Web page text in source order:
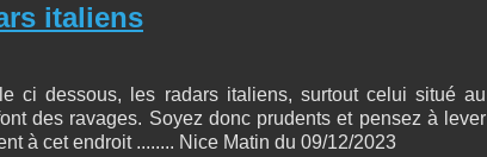
italiens
ci dessous, les radars italiens, surtout celui situé au
des ravages. Soyez donc prudents et pensez à lever
à cet endroit ........ Nice Matin du 09/12/2023